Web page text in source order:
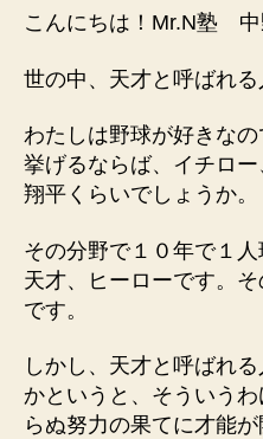
こんにちは！Mr.N塾 中
世の中、天才と呼ばれる
わたしは野球が好きな
挙げるならば、イチロ
翔平くらいでしょうか。
その分野で１０年で１
天才、ヒーローです。
です。
しかし、天才と呼ばれ
かというと、そういう
らぬ努力の果てに才能